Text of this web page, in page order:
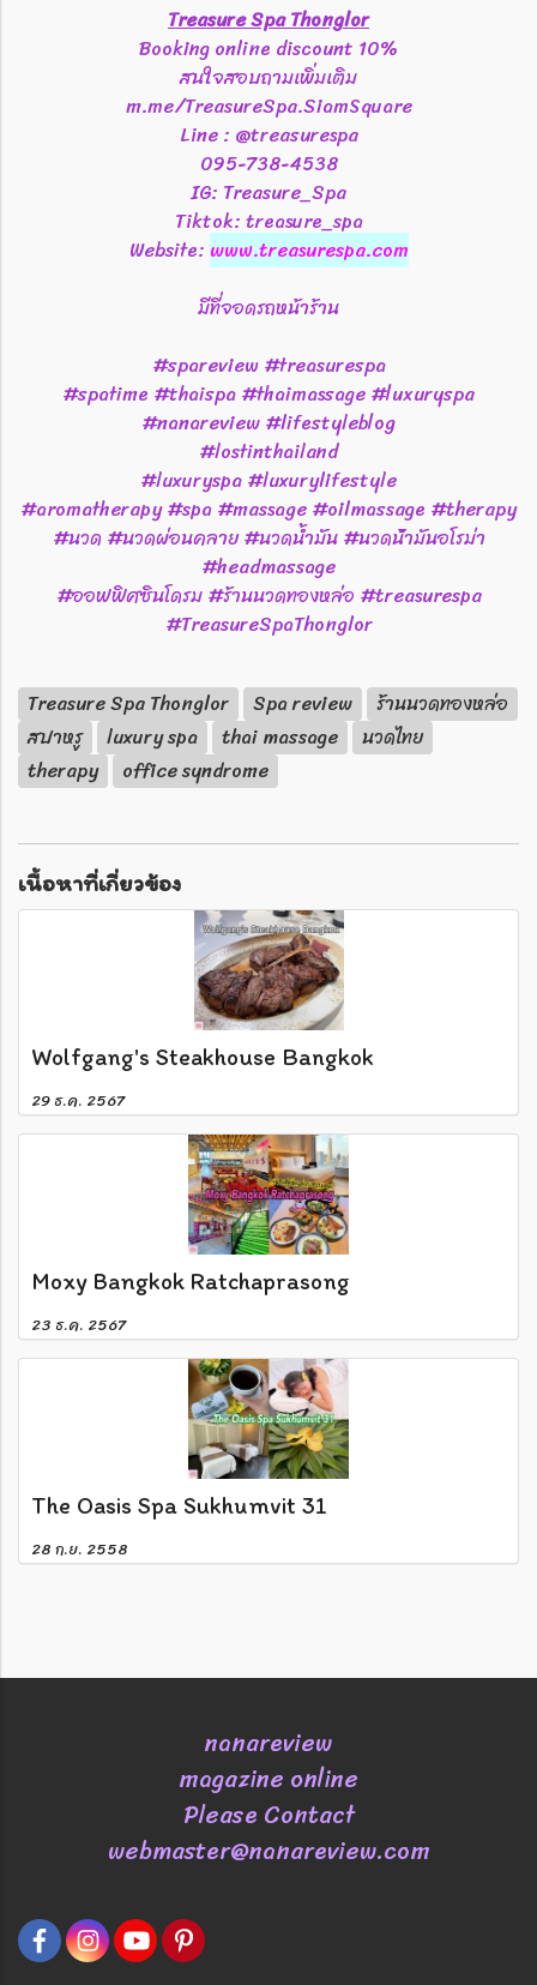
Treasure Spa Thonglor
Booking online discount 10%
สนใจสอบถามเพิ่มเติม
m.me/TreasureSpa.SiamSquare
Line : @treasurespa
095-738-4538
IG: Treasure_Spa
Tiktok: treasure_spa
Website: www.treasurespa.com
มีที่จอดรถหน้าร้าน
#spareview #treasurespa
#spatime #thaispa #thaimassage #luxuryspa
#nanareview #lifestyleblog
#lostinthailand
#luxuryspa #luxurylifestyle
#aromatherapy #spa #massage #oilmassage #therapy
#นวด #นวดผ่อนคลาย #นวดน้ำมัน #นวดน้ํามันอโรม่า
#headmassage
#ออฟฟิศซินโดรม #ร้านนวดทองหล่อ #treasurespa
#TreasureSpaThonglor
Treasure Spa Thonglor Spa review
ร้านนวดทองหล่อ
สปาหรู
luxury spa thai massage
นวดไทย
therapy
office syndrome
เนื้อหาที่เกี่ยวข้อง
Wolfgang's Steakhouse Bangkok
29 ธ.ค. 2567
Moxy Bangkok Ratchaprasong
23 ธ.ค. 2567
The Oasis Spa Sukhumvit 31
28 ก.ย. 2558
nanareview
magazine online
Please Contact
webmaster@nanareview.com